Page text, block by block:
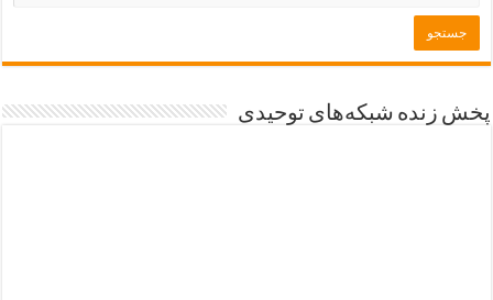
پخش زنده شبکه‌های توحیدی